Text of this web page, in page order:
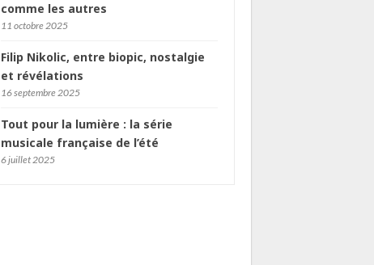
comme les autres
11 octobre 2025
Filip Nikolic, entre biopic, nostalgie
et révélations
16 septembre 2025
Tout pour la lumière : la série
musicale française de l’été
6 juillet 2025